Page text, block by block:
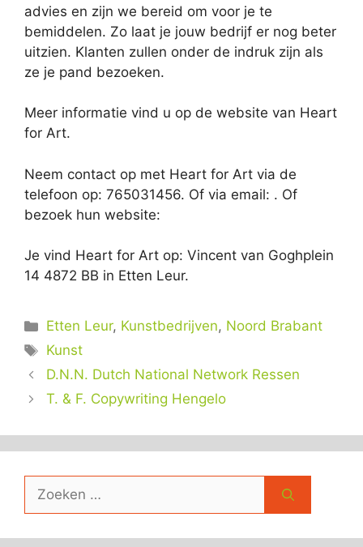
advies en zijn we bereid om voor je te
bemiddelen. Zo laat je jouw bedrijf er nog beter
uitzien. Klanten zullen onder de indruk zijn als
ze je pand bezoeken.
Meer informatie vind u op de website van Heart
for Art.
Neem contact op met Heart for Art via de
telefoon op: 765031456. Of via email: . Of
bezoek hun website:
Je vind Heart for Art op: Vincent van Goghplein
14 4872 BB in Etten Leur.
Categorieën
Etten Leur, Kunstbedrijven, Noord Brabant
Tags
Kunst
D.N.N. Dutch National Network Ressen
T. & F. Copywriting Hengelo
Zoek